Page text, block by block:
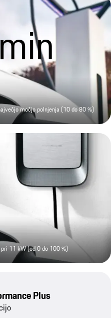
močjo polnjenja (10 do 80 %)
11 kW (od 0 do 100 %)
Plus